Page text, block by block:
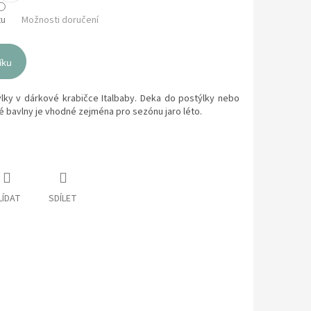
Možnosti doručení
v dárkové krabičce Italbaby. Deka do postýlky nebo
je vhodné zejména pro sezónu jaro léto.
SDÍLET